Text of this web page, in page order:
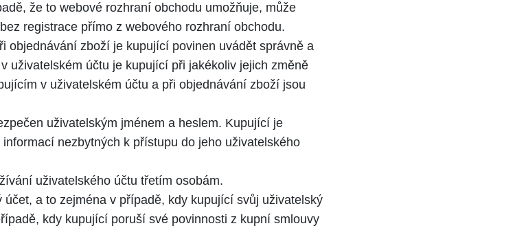
že to webové rozhraní obchodu umožňuje, může
registrace přímo z webového rozhraní obchodu.
objednávání zboží je kupující povinen uvádět správně a
uživatelském účtu je kupující při jakékoliv jejich změně
v uživatelském účtu a při objednávání zboží jsou
uživatelským jménem a heslem. Kupující je
nezbytných k přístupu do jeho uživatelského
uživatelského účtu třetím osobám.
a to zejména v případě, kdy kupující svůj uživatelský
kdy kupující poruší své povinnosti z kupní smlouvy